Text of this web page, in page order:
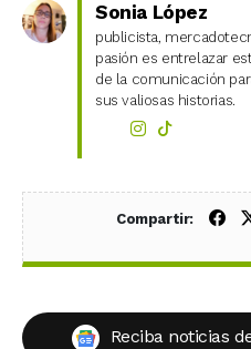
Sonia López
publicista,
pasión es entrelazar
de la comunicación
sus valiosas historias.
Compartir:
Reciba noticias